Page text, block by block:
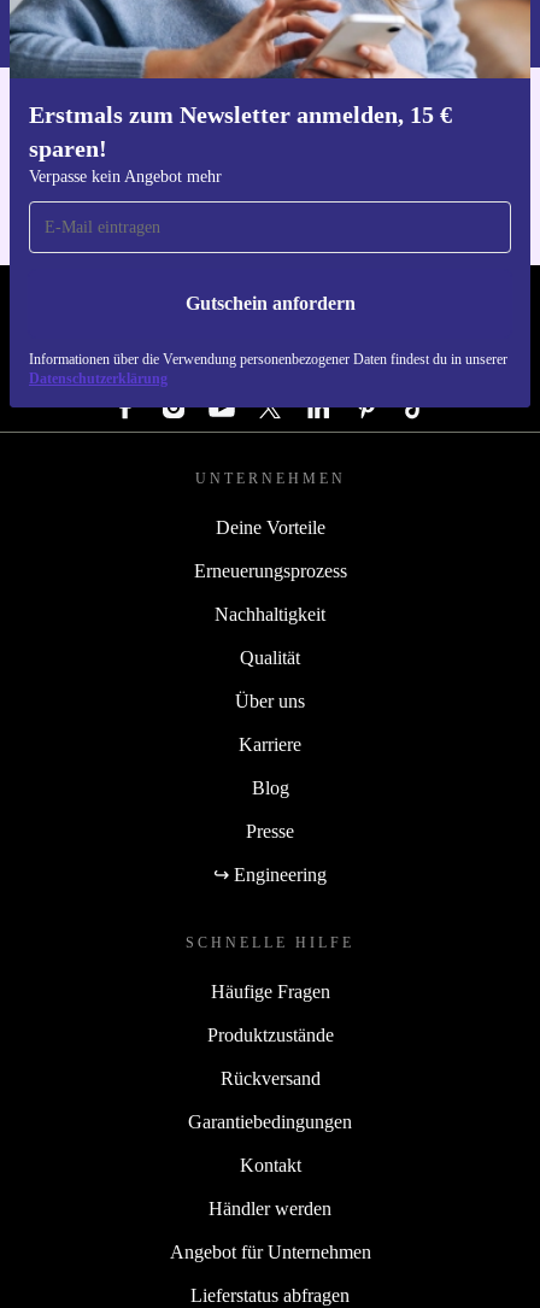
Erstmals zum Newsletter anmelden, 15 €
sparen!
Verpasse kein Angebot mehr
Gutschein anfordern
Informationen über die Verwendung personenbezogener Daten findest du in unserer
Datenschutzerklärung
du in unserer
Datenschutzerklärung.
Hol dir die refurbed-App
REFURBED DEUTSCHLAND - RETHINK NEW.
FOLGE UNS
UNTERNEHMEN
Deine Vorteile
Erneuerungsprozess
Nachhaltigkeit
Qualität
Über uns
Karriere
Blog
Presse
↪ Engineering
SCHNELLE HILFE
Häufige Fragen
Produktzustände
Rückversand
Garantiebedingungen
Kontakt
Händler werden
Angebot für Unternehmen
Lieferstatus abfragen